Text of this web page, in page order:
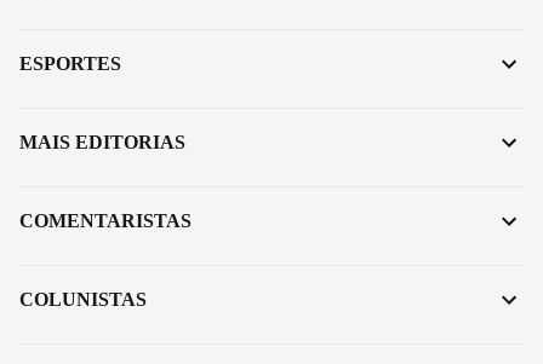
ESPORTES
MAIS EDITORIAS
COMENTARISTAS
COLUNISTAS